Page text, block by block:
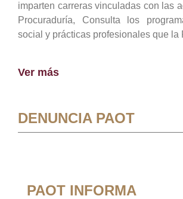
imparten carreras vinculadas con las
Procuraduría, Consulta los
social y prácticas profesionales que la
Ver más
DENUNCIA PAOT
PAOT INFORMA